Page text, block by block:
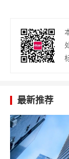
最新推荐